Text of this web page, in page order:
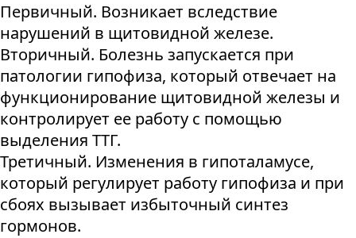
Первичный. Возникает вследствие
нарушений в щитовидной железе.
Вторичный. Болезнь запускается при
патологии гипофиза, который отвечает на
функционирование щитовидной железы и
контролирует ее работу с помощью
выделения ТТГ.
Третичный. Изменения в гипоталамусе,
который регулирует работу гипофиза и при
сбоях вызывает избыточный синтез
гормонов.